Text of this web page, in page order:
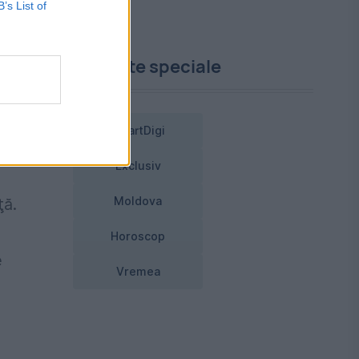
List of
Proiecte speciale
SmartDigi
Exclusiv
Moldova
Horoscop
Vremea